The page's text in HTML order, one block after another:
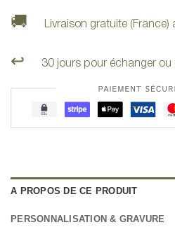
🚚 Livraison gratuite (France)
↩️ 30 jours pour échanger ou
A PROPOS DE CE PRODUIT
PERSONNALISATION & GRAVURE